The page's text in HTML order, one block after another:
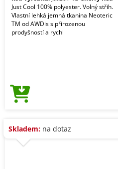
Just Cool 100% polyester. Volný střih.
Vlastní lehká jemná tkanina Neoteric
TM od AWDis s přirozenou
prodyšností a rychl
Skladem: na dotaz